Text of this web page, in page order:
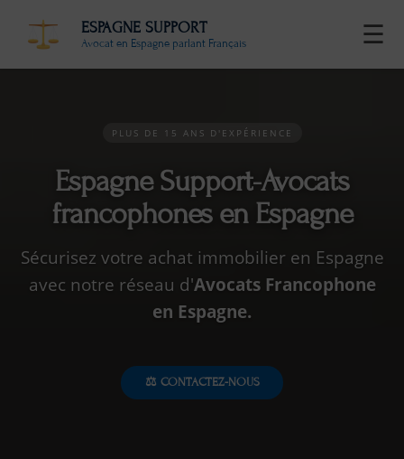
ESPAGNE SUPPORT
Avocat en Espagne parlant Français ☰
PLUS DE 15 ANS D'EXPÉRIENCE
Espagne Support-Avocats
francophones en Espagne
Sécurisez votre achat immobilier en Espagne
avec notre réseau d'Avocats Francophone
en Espagne.
⚖️ CONTACTEZ-NOUS